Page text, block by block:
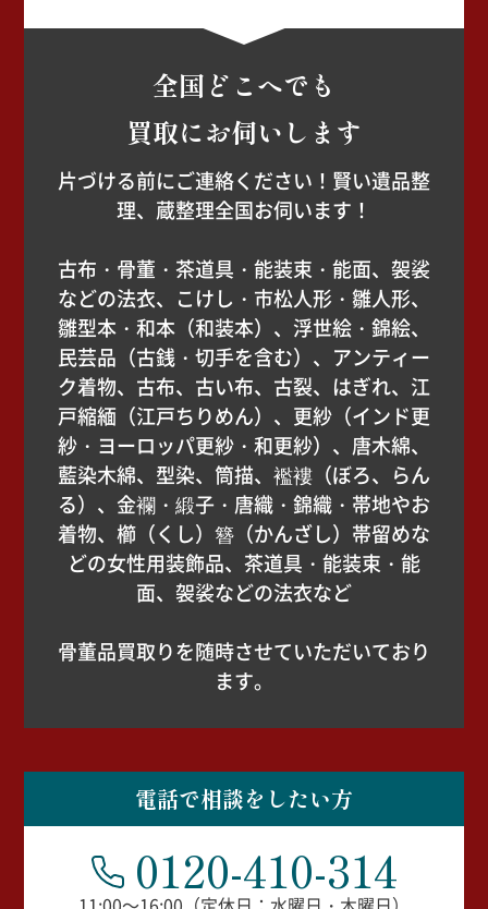
全国どこへでも
買取にお伺いします
片づける前にご連絡ください！賢い遺品整
理、蔵整理全国お伺います！
古布・骨董・茶道具・能装束・能面、袈裟
などの法衣、こけし・市松人形・雛人形、
雛型本・和本（和装本）、浮世絵・錦絵、
民芸品（古銭・切手を含む）、アンティー
ク着物、古布、古い布、古裂、はぎれ、江
戸縮緬（江戸ちりめん）、更紗（インド更
紗・ヨーロッパ更紗・和更紗）、唐木綿、
藍染木綿、型染、筒描、襤褸（ぼろ、らん
る）、金襴・緞子・唐織・錦織・帯地やお
着物、櫛（くし）簪（かんざし）帯留めな
どの女性用装飾品、茶道具・能装束・能
面、袈裟などの法衣など
骨董品買取りを随時させていただいており
ます。
電話で相談をしたい方
0120-410-314